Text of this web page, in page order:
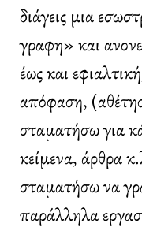
διάγεις μια
γραφη» και
έως και
απόφαση,
σταματήσω για
κείμενα, άρθρα
σταματήσω να
παράλληλα